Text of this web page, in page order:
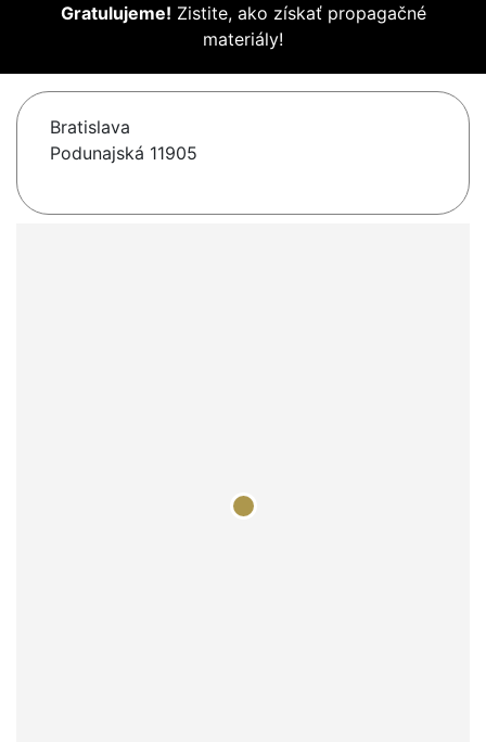
Gratulujeme! Zistite, ako získať propagačné
materiály!
Bratislava
Podunajská 11905